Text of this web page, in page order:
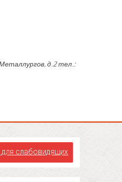
д.2 тел.:
слабовидящих